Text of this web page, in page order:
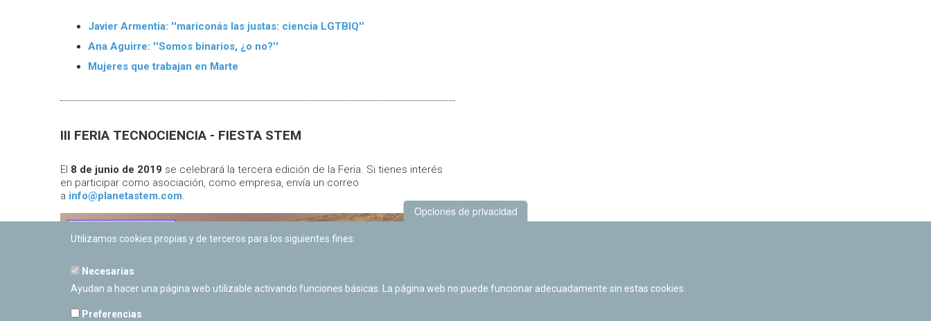
Javier Armentia: ''mariconás las justas: ciencia LGTBIQ''
Ana Aguirre: ''Somos binarios, ¿o no?''
Mujeres que trabajan en Marte
III FERIA TECNOCIENCIA - FIESTA STEM
El 8 de junio de 2019 se celebrará la tercera edición de la Feria. Si tienes interés
en participar como asociación, como empresa, envía un correo
a info@planetastem.com.
Opciones de privacidad
Utilizamos cookies propias y de terceros para los siguientes fines:
Necesarias
Ayudan a hacer una página web utilizable activando funciones básicas. La página web no puede funcionar adecuadamente sin estas cookies.
Preferencias